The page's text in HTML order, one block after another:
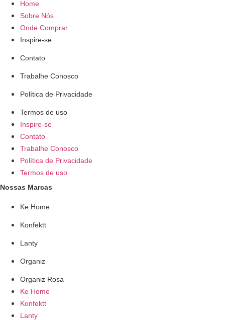
Home
Sobre Nós
Onde Comprar
Inspire-se
Contato
Trabalhe Conosco
Política de Privacidade
Termos de uso
Inspire-se
Contato
Trabalhe Conosco
Política de Privacidade
Termos de uso
Nossas Marcas
Ke Home
Konfektt
Lanty
Organiz
Organiz Rosa
Ke Home
Konfektt
Lanty